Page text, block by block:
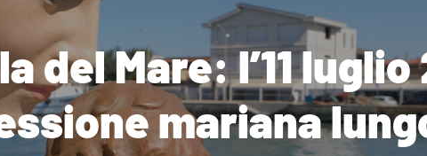
del Mare: l’11
mariana